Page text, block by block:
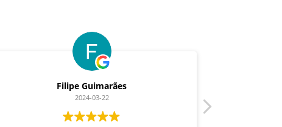
Filipe Guimarães
2024-03-22